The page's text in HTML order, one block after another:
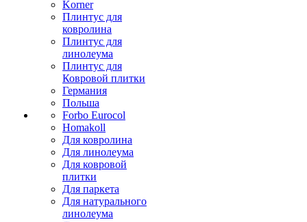
Korner
Плинтус для
ковролина
Плинтус для
линолеума
Плинтус для
Ковровой плитки
Германия
Польша
Forbo Eurocol
Homakoll
Для ковролина
Для линолеума
Для ковровой
плитки
Для паркета
Для натурального
линолеума